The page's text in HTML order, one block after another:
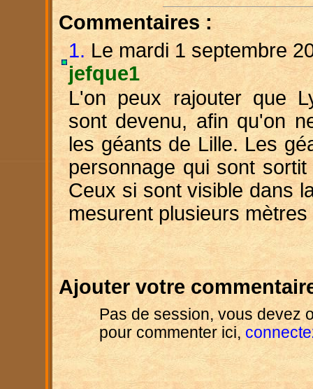
Commentaires :
1.Le mardi 1 septembre
jefque1
L'on peux rajouter que
sont devenu, afin qu'on
les géants de Lille. Les
personnage qui sont
Ceux si sont visible dans
mesurent plusieurs mètres
Ajouter votre
Pas de session, vous devez
pour commenter ici,